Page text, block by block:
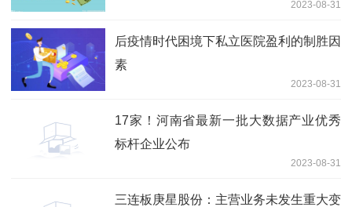
2023-08-31
后疫情时代困境下私立医院盈利的制胜因
素
2023-08-31
17家！河南省最新一批大数据产业优秀
标杆企业公布
2023-08-31
三连板庚星股份：主营业务未发生重大变